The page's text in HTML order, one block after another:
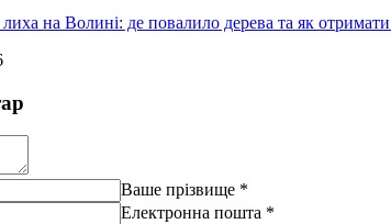
на Волині: де повалило дерева та як
Ваше прізвище *
Електронна пошта *